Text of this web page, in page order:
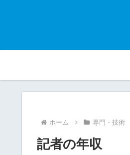
ホーム 専門・技術
記者の年収